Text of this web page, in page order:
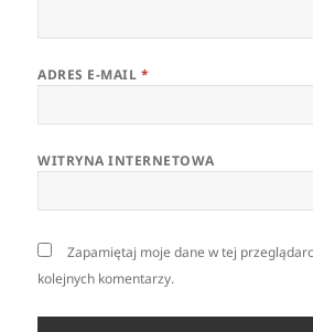
ADRES E-MAIL *
WITRYNA INTERNETOWA
Zapamiętaj moje dane w tej
kolejnych komentarzy.